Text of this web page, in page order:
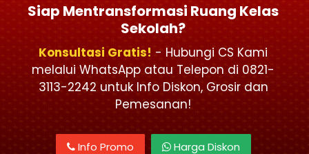
Siap Mentransformasi Ruang Kelas
Sekolah?
Konsultasi Gratis! - Hubungi CS Kami
melalui WhatsApp atau Telepon di 0821-
3113-2242 untuk Info Diskon, Grosir dan
Pemesanan!
Info Promo Harga Diskon